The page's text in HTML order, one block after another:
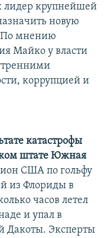
лидер крупнейшей
новую
По мнению
Майко у власти
коррупцией и
катастрофы
штате Южная
США по гольфу
из Флориды в
часов летел
и упал в
Дакоты. Эксперты